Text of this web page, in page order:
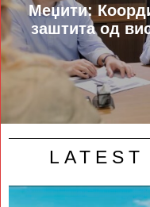
Меџити:
заштита од
LATEST